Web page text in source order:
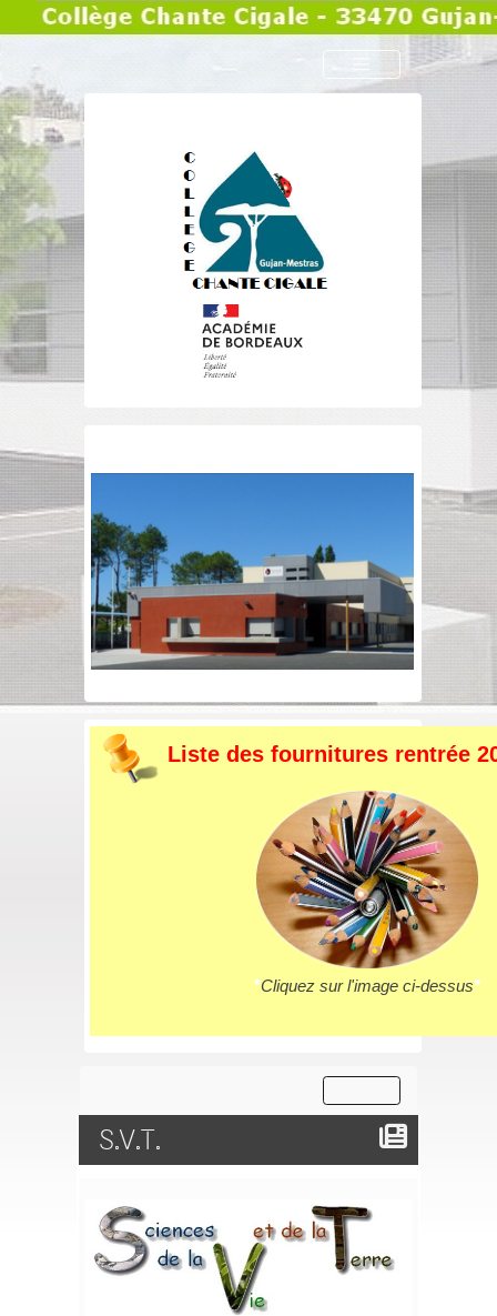
Liste des fournitures rentrée
*Cliquez sur l'image ci-dessus*
S.V.T.